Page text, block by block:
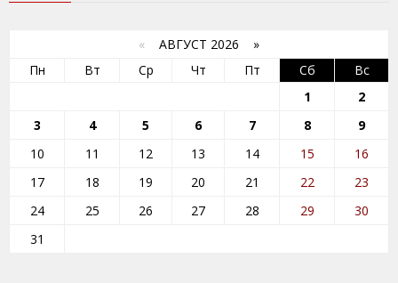
« АВГУСТ 2026 »
Пн
Вт Ср Чт Пт Сб
Вс
1
2
3
4 5 6 7 8
9
10
11 12 13 14 15
16
17
18 19 20 21 22
23
24
25 26 27 28 29
30
31